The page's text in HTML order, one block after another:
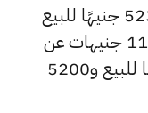
شهد سعر عيار 24 ارتفاعًا ليصبح 5234 جنيهًا للبيع
و5211 جنيهًا للشراء، بزيادة قدرها 11 جنيهات عن
السعر السابق الذي بلغ 5223 جنيهًا للبيع و5200